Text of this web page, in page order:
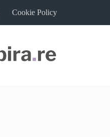
Cookie Policy